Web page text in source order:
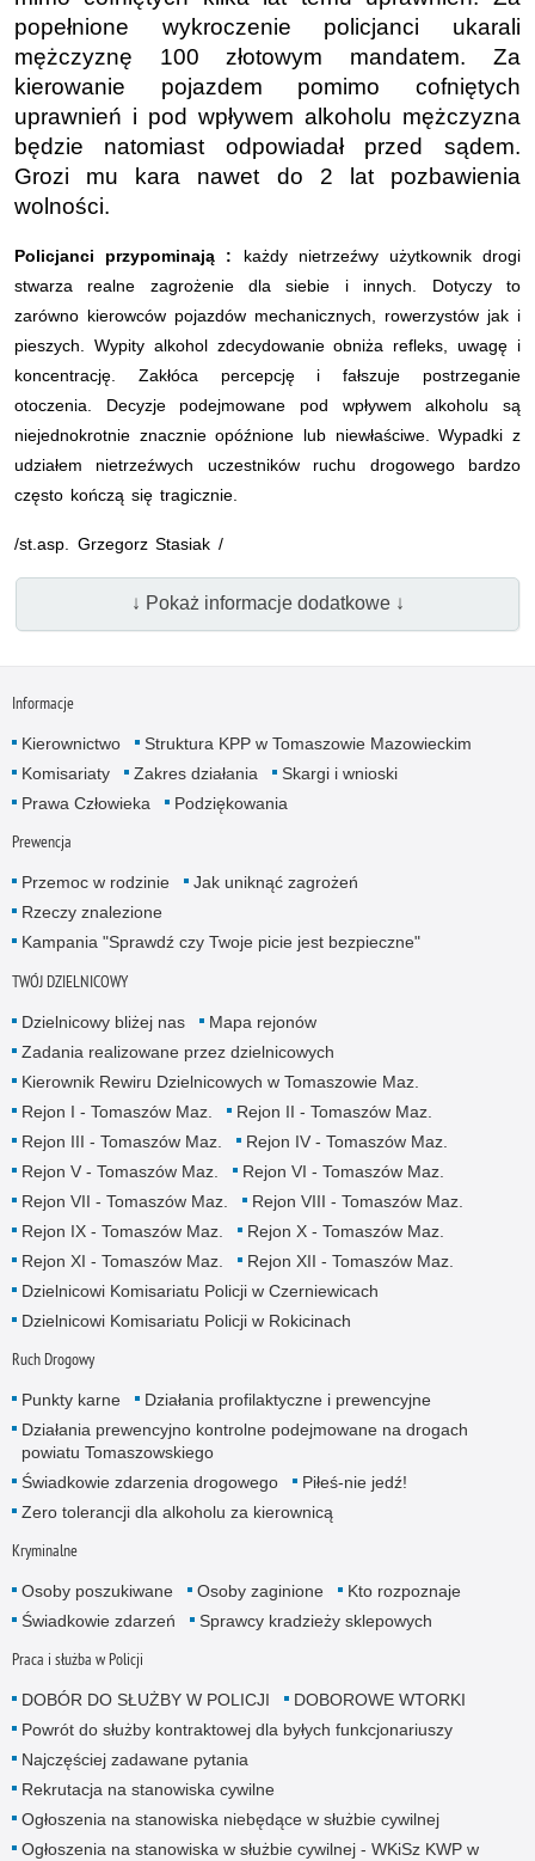
popełnione wykroczenie policjanci ukarali
mężczyznę 100 złotowym mandatem. Za
kierowanie pojazdem pomimo cofniętych
uprawnień i pod wpływem alkoholu mężczyzna
będzie natomiast odpowiadał przed sądem.
Grozi mu kara nawet do 2 lat pozbawienia
wolności.
Policjanci przypominają :
każdy nietrzeźwy użytkownik drogi
stwarza realne zagrożenie dla siebie i innych. Dotyczy to
zarówno kierowców pojazdów mechanicznych, rowerzystów jak i
pieszych. Wypity alkohol zdecydowanie obniża refleks, uwagę i
koncentrację. Zakłóca percepcję i fałszuje postrzeganie
otoczenia. Decyzje podejmowane pod wpływem alkoholu są
niejednokrotnie znacznie opóźnione lub niewłaściwe. Wypadki z
udziałem nietrzeźwych uczestników ruchu drogowego bardzo
często kończą się tragicznie.
/st.asp. Grzegorz Stasiak /
↓ Pokaż informacje dodatkowe ↓
Informacje
Kierownictwo
Struktura KPP w Tomaszowie Mazowieckim
Komisariaty
Zakres działania
Skargi i wnioski
Prawa Człowieka
Podziękowania
Prewencja
Przemoc w rodzinie
Jak uniknąć zagrożeń
Rzeczy znalezione
Kampania "Sprawdź czy Twoje picie jest bezpieczne"
TWÓJ DZIELNICOWY
Dzielnicowy bliżej nas
Mapa rejonów
Zadania realizowane przez dzielnicowych
Kierownik Rewiru Dzielnicowych w Tomaszowie Maz.
Rejon I - Tomaszów Maz.
Rejon II - Tomaszów Maz.
Rejon III - Tomaszów Maz.
Rejon IV - Tomaszów Maz.
Rejon V - Tomaszów Maz.
Rejon VI - Tomaszów Maz.
Rejon VII - Tomaszów Maz.
Rejon VIII - Tomaszów Maz.
Rejon IX - Tomaszów Maz.
Rejon X - Tomaszów Maz.
Rejon XI - Tomaszów Maz.
Rejon XII - Tomaszów Maz.
Dzielnicowi Komisariatu Policji w Czerniewicach
Dzielnicowi Komisariatu Policji w Rokicinach
Ruch Drogowy
Punkty karne
Działania profilaktyczne i prewencyjne
Działania prewencyjno kontrolne podejmowane na drogach
powiatu Tomaszowskiego
Świadkowie zdarzenia drogowego
Piłeś-nie jedź!
Zero tolerancji dla alkoholu za kierownicą
Kryminalne
Osoby poszukiwane Osoby zaginione
Kto rozpoznaje
Świadkowie zdarzeń
Sprawcy kradzieży sklepowych
Praca i służba w Policji
DOBÓR DO SŁUŻBY W POLICJI
DOBOROWE WTORKI
Powrót do służby kontraktowej dla byłych funkcjonariuszy
Najczęściej zadawane pytania
Rekrutacja na stanowiska cywilne
Ogłoszenia na stanowiska niebędące w służbie cywilnej
Ogłoszenia na stanowiska w służbie cywilnej - WKiSz KWP w